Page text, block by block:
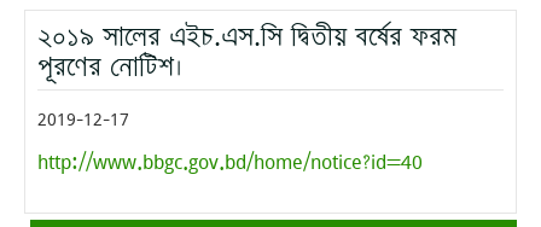
রোজ বৃহস্পতিবার।
মোবাইল নম্বর:
২০১৯ সালের এইচ.এস.সি দ্বিতীয় বর্ষের ফরম
পূরণের নোটিশ।
2019-12-17
http://www.bbgc.gov.bd/home/notice?id=40